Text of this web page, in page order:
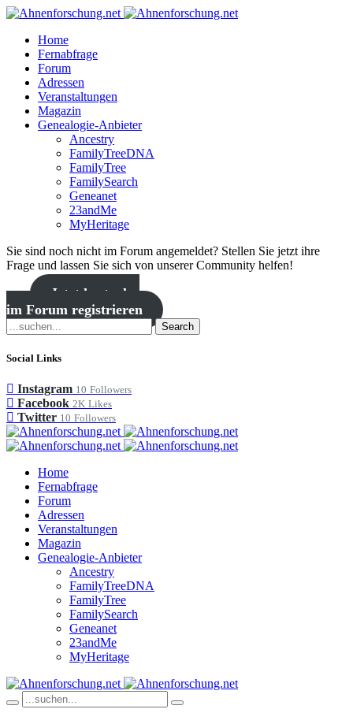
Home
Fernabfrage
Forum
Adressen
Veranstaltungen
Magazin
Genealogie-Anbieter
Ancestry
FamilyTreeDNA
FamilyTree
FamilySearch
Geneanet
23andMe
MyHeritage
Sie sind noch nicht im Forum angemeldet? Stellen Sie jetzt ihre
Frage und lassen Sie sich von unserer Community helfen!
Jetzt kostenlos
im Forum registrieren
Search
Social Links
Instagram 10 Followers
Facebook 2K Likes
Twitter 10 Followers
Home
Fernabfrage
Forum
Adressen
Veranstaltungen
Magazin
Genealogie-Anbieter
Ancestry
FamilyTreeDNA
FamilyTree
FamilySearch
Geneanet
23andMe
MyHeritage